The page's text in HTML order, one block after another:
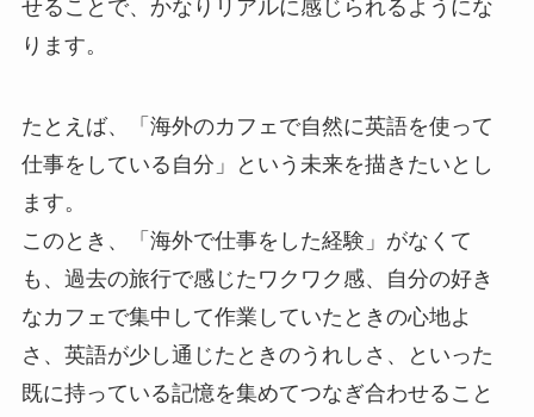
せることで、かなりリアルに感じられるようにな
ります。
たとえば、「海外のカフェで自然に英語を使って
仕事をしている自分」という未来を描きたいとし
ます。
このとき、「海外で仕事をした経験」がなくて
も、過去の旅行で感じたワクワク感、自分の好き
なカフェで集中して作業していたときの心地よ
さ、英語が少し通じたときのうれしさ、といった
既に持っている記憶を集めてつなぎ合わせること